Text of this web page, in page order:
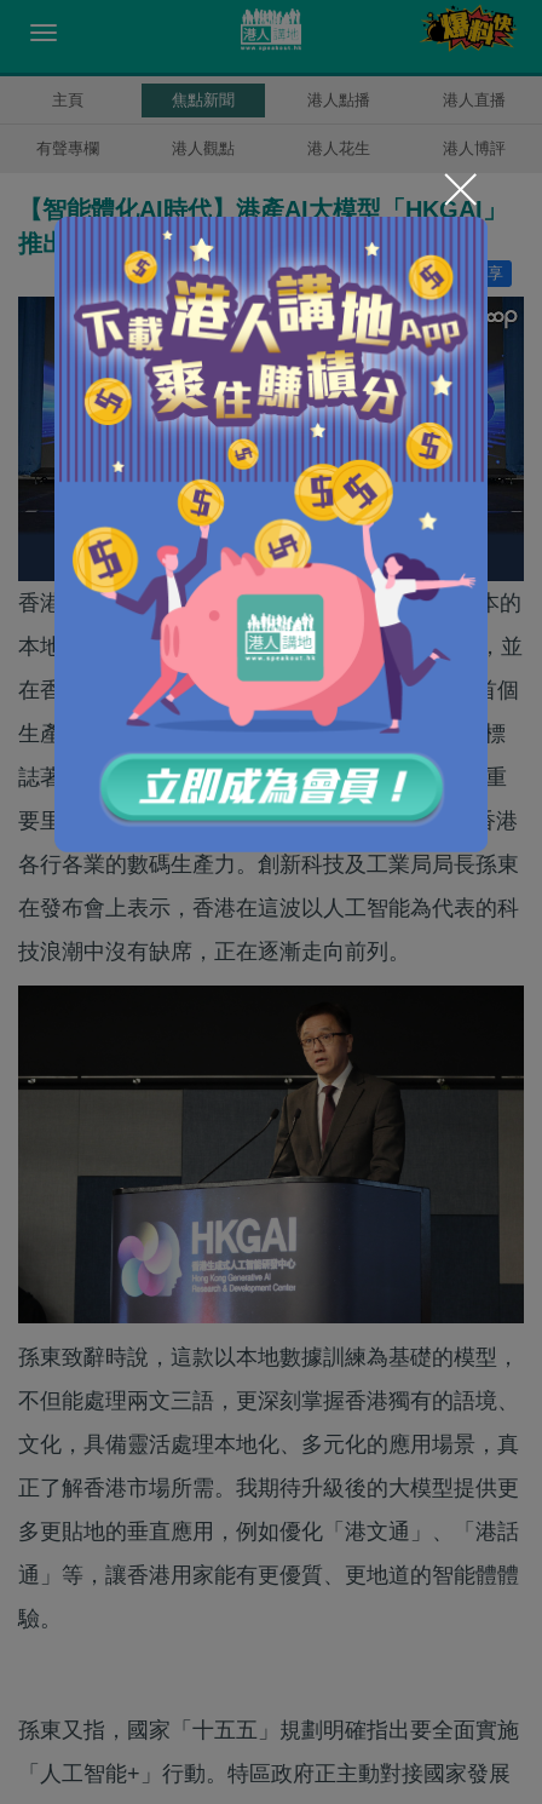
主頁 焦點新聞 港人點播 港人直播
有聲專欄 港人觀點 港人花生 港人博評
【智能體化AI時代】港產AI大模型「HKGAI」
推出新版 標榜輸出貼近香港本地語境與習慣
分享
讚好 8
香港生成式人工智能研發中心（HKGAI）最新版本的
本地大模型「HKGAI V3」今日（3日）正式亮相，並
在香港科技大學舉行發布會，同時重點發布全港首個
生產力級超級智能體「Agent Workshop」。此舉標
誌著本港在邁向Agentic AI（智能體化AI）時代的重
要里程碑，旨在透過深度本地化的AI技術，提升香港
各行各業的數碼生產力。創新科技及工業局局長孫東
在發布會上表示，香港在這波以人工智能為代表的科
技浪潮中沒有缺席，正在逐漸走向前列。
孫東致辭時說，這款以本地數據訓練為基礎的模型，
不但能處理兩文三語，更深刻掌握香港獨有的語境、
文化，具備靈活處理本地化、多元化的應用場景，真
正了解香港市場所需。我期待升級後的大模型提供更
多更貼地的垂直應用，例如優化「港文通」、「港話
通」等，讓香港用家能有更優質、更地道的智能體體
驗。
孫東又指，國家「十五五」規劃明確指出要全面實施
「人工智能+」行動。特區政府正主動對接國家發展